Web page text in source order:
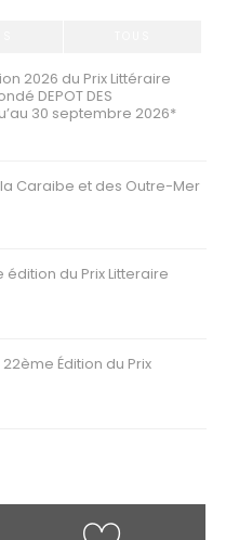
2026 du Prix Littéraire
DEPOT DES
30 septembre 2026*
Caraibe et des Outre-Mer
édition du Prix Litteraire
Édition du Prix